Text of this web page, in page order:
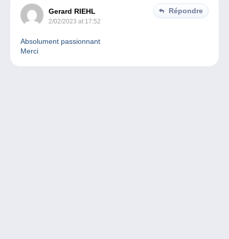
Gerard RIEHL
2/02/2023 at 17:52
Répondre
Absolument passionnant
Merci